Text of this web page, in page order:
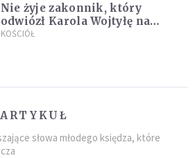
Nie żyje zakonnik, który
odwiózł Karola Wojtyłę na
konklawe. Jan Paweł II nazywał
KOŚCIÓŁ
słowa młodego księdza, które